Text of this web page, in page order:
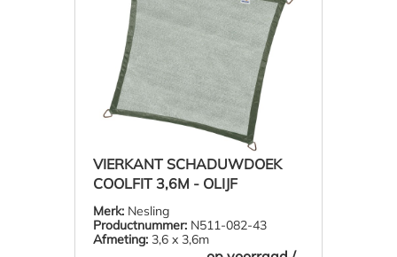
VIERKANT SCHADUWDOEK
COOLFIT 3,6M - OLIJF
Merk: Nesling
Productnummer: N511-082-43
Afmeting: 3,6 x 3,6m